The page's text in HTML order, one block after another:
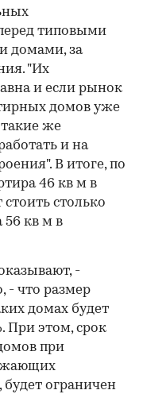
типовыми
домами, за
"Их
и если рынок
домов уже
же
и на
В итоге, по
46 кв м в
столько
56 кв м в
-
- что размер
домах будет
При этом, срок
при
будет ограничен